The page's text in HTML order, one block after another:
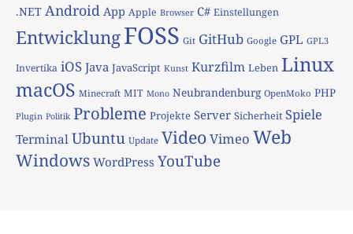
.NET Android App Apple Browser C# Einstellungen
EntwicklungFOSS Git GitHub Google GPL GPL3
Invertika iOS Java JavaScript Kunst Kurzfilm Leben Linux
macOS Minecraft MIT Mono Neubrandenburg OpenMoko PHP
Plugin Politik Probleme Projekte Server Sicherheit Spiele
TerminalUbuntu Update VideoVimeo Web
Windows WordPress YouTube